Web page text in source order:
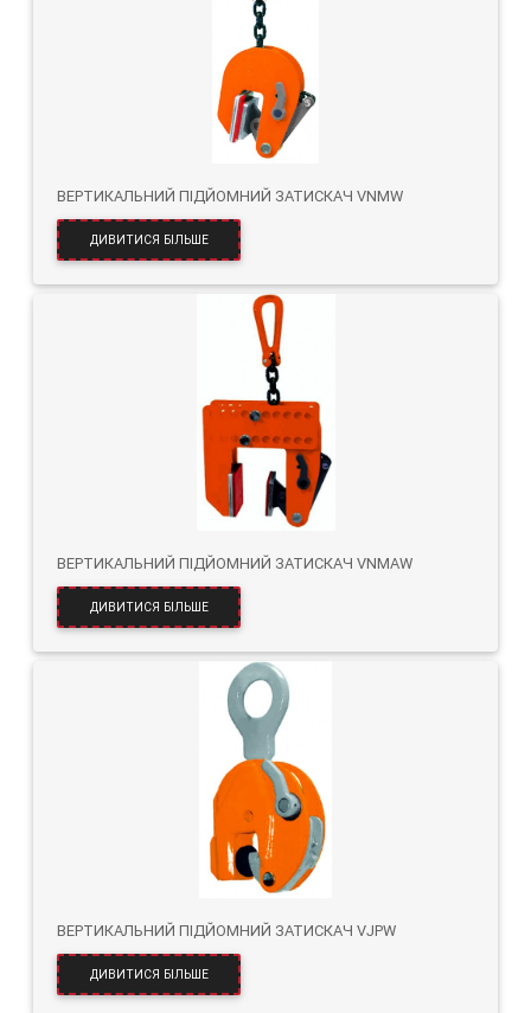
ВЕРТИКАЛЬНИЙ ПІДЙОМНИЙ ЗАТИСКАЧ VNMW
ДИВИТИСЯ БІЛЬШЕ
ВЕРТИКАЛЬНИЙ ПІДЙОМНИЙ ЗАТИСКАЧ VNMAW
ДИВИТИСЯ БІЛЬШЕ
ВЕРТИКАЛЬНИЙ ПІДЙОМНИЙ ЗАТИСКАЧ VJPW
ДИВИТИСЯ БІЛЬШЕ